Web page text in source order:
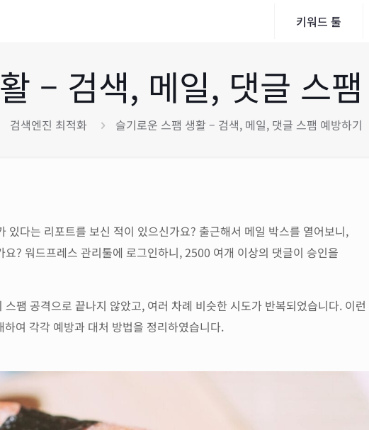
키워드 툴
– 검색, 메일, 댓글 스
검색엔진 최적화 슬기로운 스팸 생활 – 검색, 메일, 댓글 스팸 예방하기
다는 리포트를 보신 적이 있으신가요? 출근해서 메일 박스를 열어보니,
? 워드프레스 관리툴에 로그인하니, 2500 여개 이상의 댓글이 승인을
팸 공격으로 끝나지 않았고, 여러 차례 비슷한 시도가 반복되었습니다. 이런
여 각각 예방과 대처 방법을 정리하였습니다.